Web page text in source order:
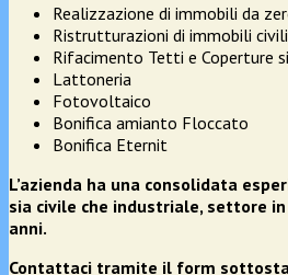
Realizzazione di immobili da
Ristrutturazioni di immobili
Rifacimento Tetti e Coperture
Lattoneria
Fotovoltaico
Bonifica amianto Floccato
Bonifica Eternit
L’azienda ha una consolidata
sia civile che industriale, settore
anni.
Contattaci tramite il form